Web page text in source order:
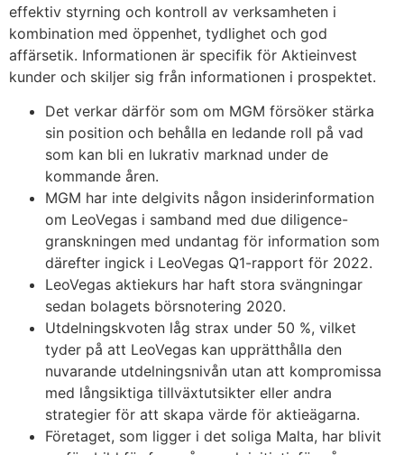
effektiv styrning och kontroll av verksamheten i
kombination med öppenhet, tydlighet och god
affärsetik. Informationen är specifik för Aktieinvest
kunder och skiljer sig från informationen i prospektet.
Det verkar därför som om MGM försöker stärka
sin position och behålla en ledande roll på vad
som kan bli en lukrativ marknad under de
kommande åren.
MGM har inte delgivits någon insiderinformation
om LeoVegas i samband med due diligence-
granskningen med undantag för information som
därefter ingick i LeoVegas Q1-rapport för 2022.
LeoVegas aktiekurs har haft stora svängningar
sedan bolagets börsnotering 2020.
Utdelningskvoten låg strax under 50 %, vilket
tyder på att LeoVegas kan upprätthålla den
nuvarande utdelningsnivån utan att kompromissa
med långsiktiga tillväxtutsikter eller andra
strategier för att skapa värde för aktieägarna.
Företaget, som ligger i det soliga Malta, har blivit